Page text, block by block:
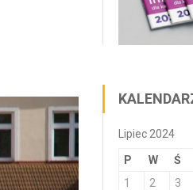
Lipiec 2024
P W Ś
1 2 3